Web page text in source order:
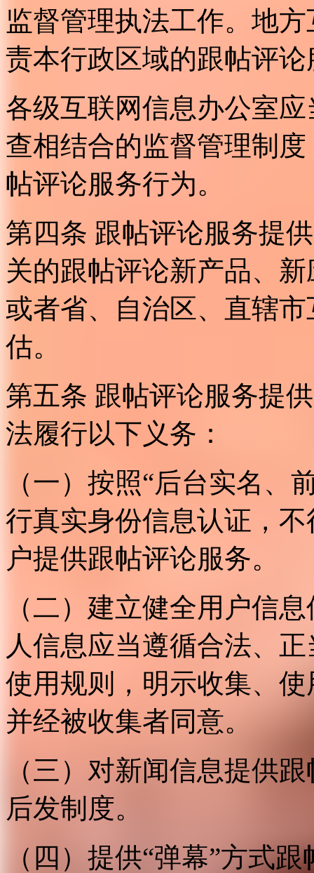
监督管理执法工作。地
责本行政区域的跟帖评
各级互联网信息办公室
查相结合的监督管理制
帖评论服务行为。
第四条 跟帖评论服务提
关的跟帖评论新产品、
或者省、自治区、直辖
估。
第五条 跟帖评论服务提
法履行以下义务：
（一）按照“后台实名、
行真实身份信息认证，
户提供跟帖评论服务。
（二）建立健全用户信
人信息应当遵循合法、
使用规则，明示收集、
并经被收集者同意。
（三）对新闻信息提供
后发制度。
（四）提供“弹幕”方式